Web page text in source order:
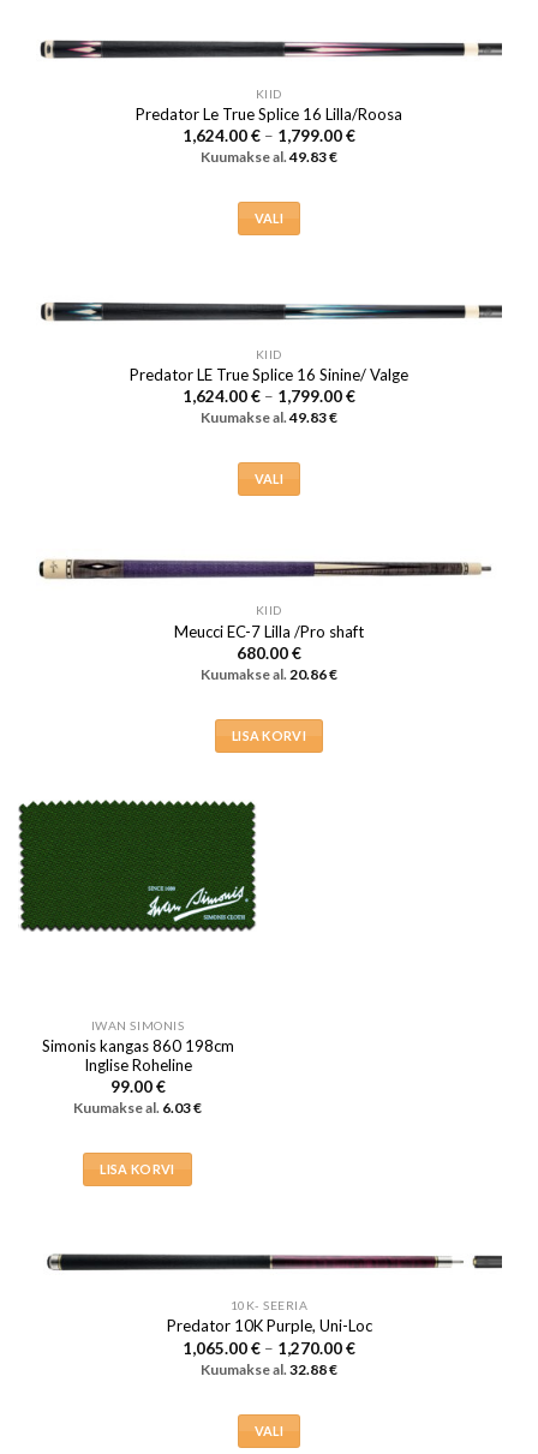
mitu
Valikuid
saab
teha
KIID
Predator Le True Splice 16 Lilla/Roosa
1,624.00€ – 1,799.00€Hinnavahemik:
Kuumakse al.49.83€
VALI
mitu
varianti.
Valikuid
saab
teha
KIID
Predator LE True Splice 16 Sinine/ Valge
1,624.00€ – 1,799.00€Hinnavahemik:
Kuumakse al.49.83€
VALI
on
mitu
varianti.
Valikuid
saab
teha
KIID
Meucci EC-7 Lilla /Pro shaft
680.00€
Kuumakse al. 20.86€
LISA KORVI
IWAN SIMONIS
Simonis kangas 860 198cm
Inglise Roheline
99.00€
Kuumakse al. 6.03€
LISA KORVI
10K- SEERIA
Predator 10K Purple, Uni-Loc
1,065.00€ – 1,270.00€Hinnavahemik:
Kuumakse al. 32.88€
VALI